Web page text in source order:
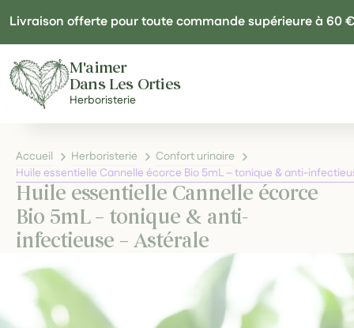
Livraison offerte pour toute commande supérieure à 60 €
M'aimer
Dans Les Orties
Herboristerie
Accueil Herboristerie
Confort urinaire
Huile essentielle Cannelle écorce Bio 5mL – tonique & anti-
Huile essentielle Cannelle écorce
Bio 5mL – tonique & anti-
infectieuse – Astérale